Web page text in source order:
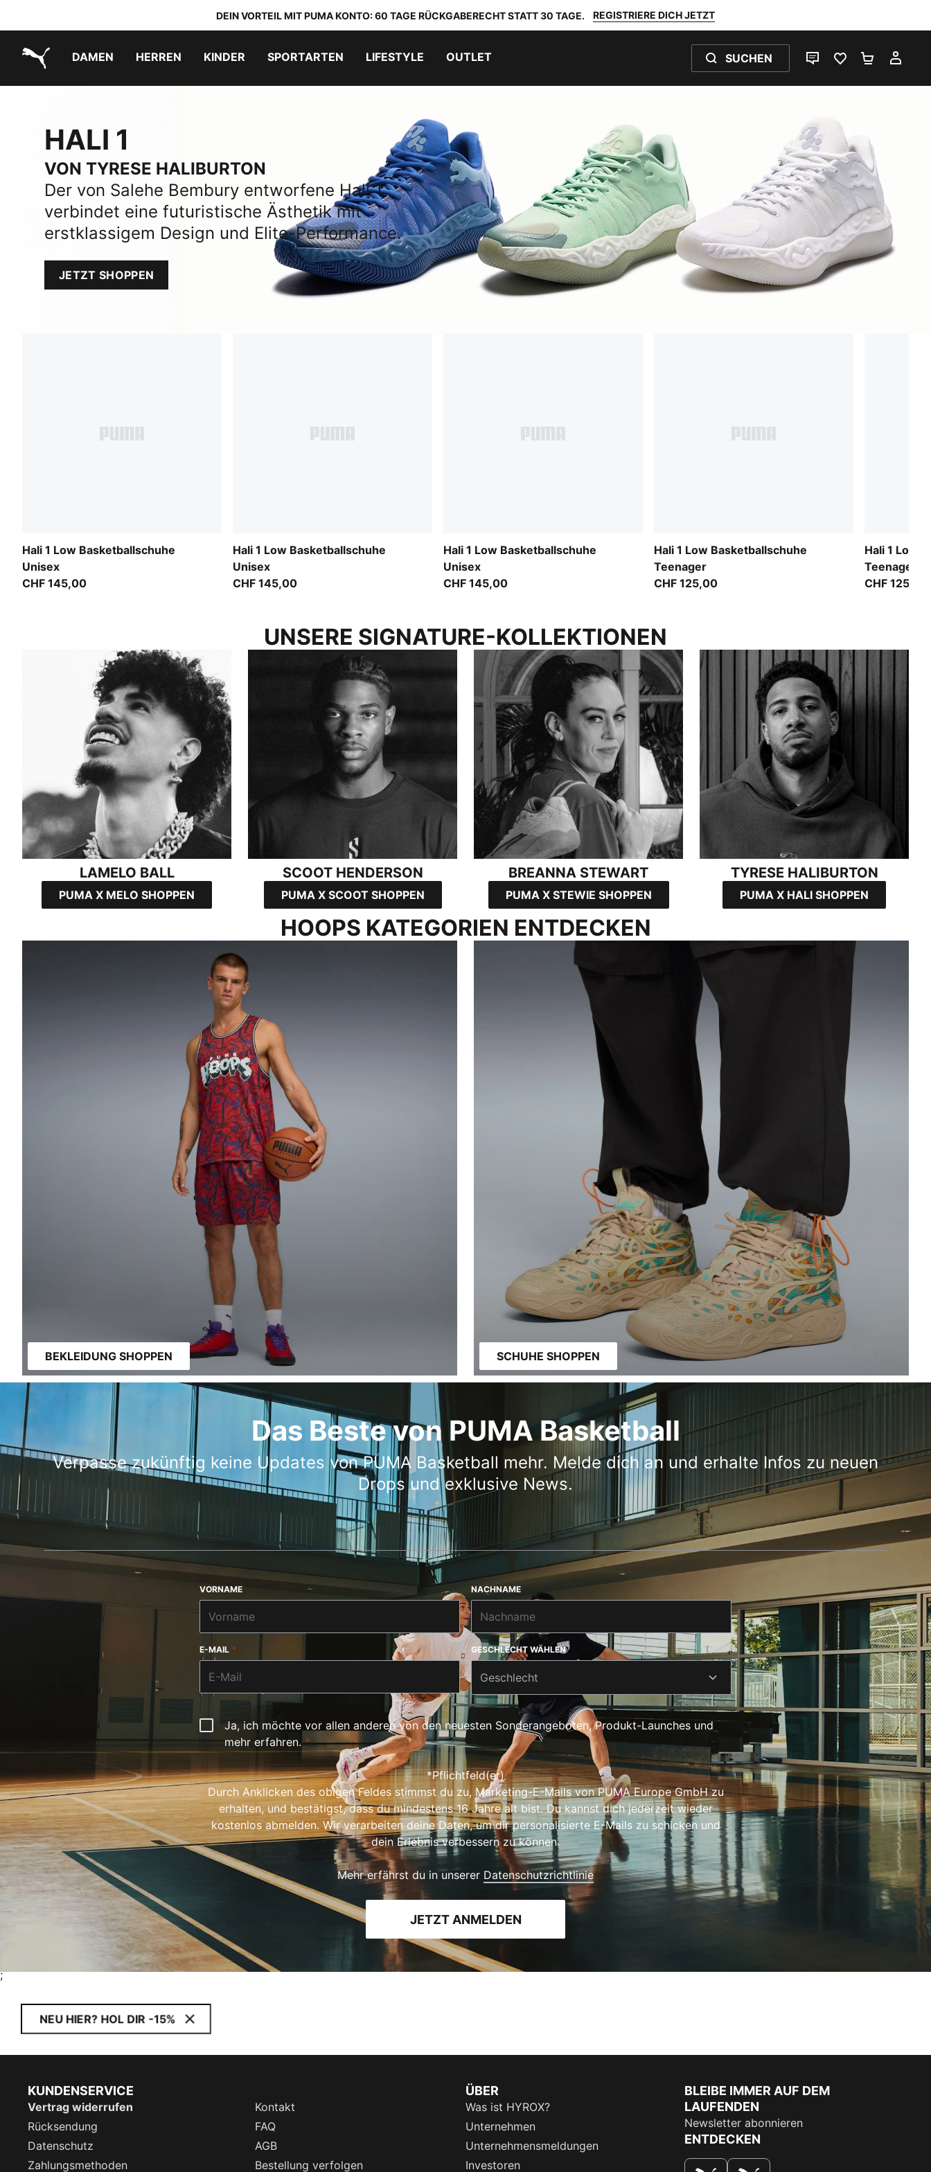
DEIN VORTEIL MIT PUMA KONTO: 60 TAGE RÜCKGABERECHT STATT 30 TAGE. REGISTRIERE DICH JETZT
DAMEN HERREN KINDER SPORTARTEN LIFESTYLE OUTLET SUCHEN
LIVE-CHATFAVORITEN 0
HALI 1
HALI 1
VON TYRESE HALIBURTON
Der von Salehe Bembury entworfene Hali 1
verbindet eine futuristische Ästhetik mit
erstklassigem Design und Elite-Performance.
JETZT SHOPPEN
Hali 1 Low Basketballschuhe
Unisex
CHF 145,00
Hali 1 Low Basketballschuhe
Unisex
CHF 145,00
Hali 1 Low Basketballschuhe
Unisex
CHF 145,00
Hali 1 Low Basketballschuhe
Teenager
CHF 125,00
Hali 1 Low
Teenager
CHF 125,00
UNSERE SIGNATURE-KOLLEKTIONEN
LAMELO BALL
PUMA X MELO SHOPPEN
SCOOT HENDERSON
SCOOT HENDERSON
PUMA X SCOOT SHOPPEN
BREANNA STEWART
BREANNA STEWART
PUMA X STEWIE SHOPPEN
TYRESE HALIBURTON
TYRESE HALIBURTON
PUMA X HALI SHOPPEN
HOOPS KATEGORIEN ENTDECKEN
BEKLEIDUNG SHOPPEN
SCHUHE SHOPPEN
SCHUHE SHOPPEN
Das Beste von PUMA Basketball
Verpasse zukünftig keine Updates von PUMA Basketball mehr. Melde dich an und erhalte Infos zu neuen
Drops und exklusive News.
VORNAME NACHNAME
E-MAIL * GESCHLECHT WÄHLEN
Geschlecht
Ja, ich möchte vor allen anderen von den neuesten Sonderangeboten, Produkt-Launches und
mehr erfahren.*
*Pflichtfeld(er)
Durch Anklicken des obigen Feldes stimmst du zu, Marketing-E-Mails von PUMA Europe GmbH zu
erhalten, und bestätigst, dass du mindestens 16 Jahre alt bist. Du kannst dich jederzeit wieder
kostenlos abmelden. Wir verarbeiten deine Daten, um dir personalisierte E-Mails zu schicken und
dein Erlebnis verbessern zu können.
Mehr erfährst du in unserer Datenschutzrichtlinie
JETZT ANMELDEN
;
NEU HIER? HOL DIR -15%
KUNDENSERVICE
Vertrag widerrufen
Kontakt
Rücksendung
FAQ
Datenschutz
AGB
Zahlungsmethoden
Bestellung verfolgen
ÜBER
Was ist HYROX?
Unternehmen
Unternehmensmeldungen
Investoren
BLEIBE IMMER AUF DEM
LAUFENDEN
Newsletter abonnieren
ENTDECKEN